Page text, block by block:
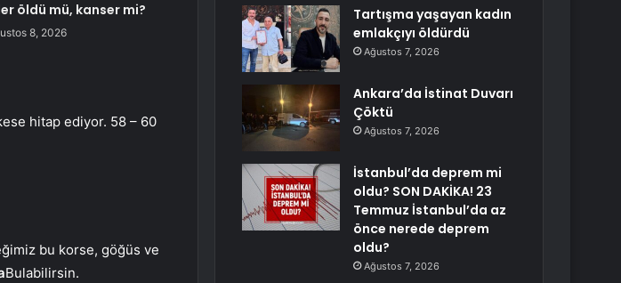
öldü mü, kanser mi?
8, 2026
hitap ediyor. 58 – 60
bu korse, göğüs ve
Bulabilirsin.
Tartışma yaşayan kadın
emlakçıyı öldürdü
Ağustos 7, 2026
Ankara’da İstinat Duvarı
Çöktü
Ağustos 7, 2026
İstanbul’da deprem mi
oldu? SON DAKİKA! 23
Temmuz İstanbul’da az
önce nerede deprem
oldu?
Ağustos 7, 2026